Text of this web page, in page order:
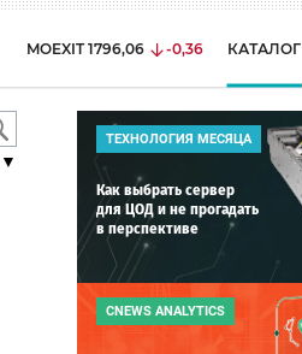
MOEXIT 1796,06 -0,36 КАТАЛОГ
▼
ТЕХНОЛОГИЯ МЕСЯЦА
Как выбрать сервер
для ЦОД и не прогадать
в перспективе
CNEWS ANALYTICS